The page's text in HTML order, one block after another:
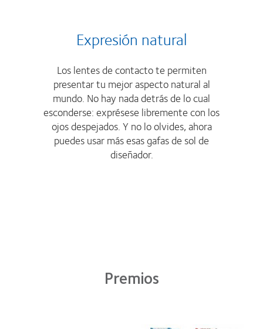
Expresión natural
Los lentes de contacto te permiten
presentar tu mejor aspecto natural al
mundo. No hay nada detrás de lo cual
esconderse: exprésese libremente con los
ojos despejados. Y no lo olvides, ahora
puedes usar más esas gafas de sol de
diseñador.
Premios